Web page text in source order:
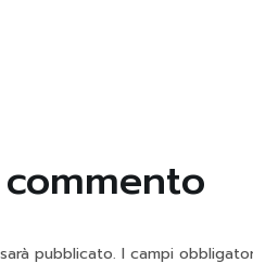
pubblicato. I campi